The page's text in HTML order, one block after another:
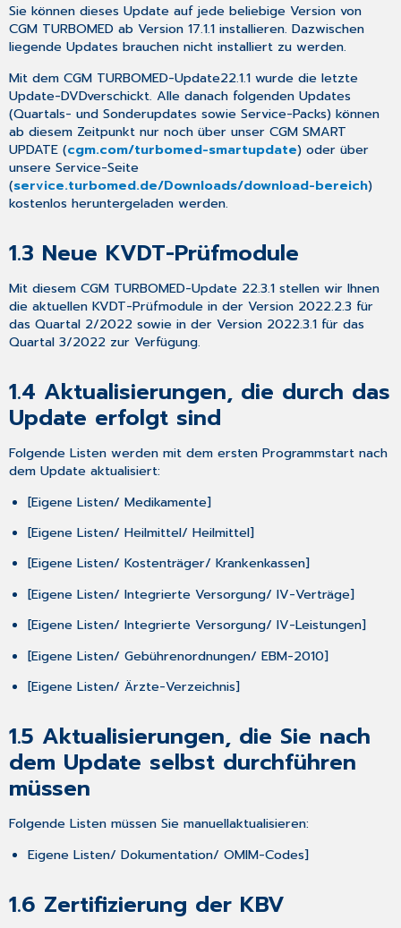
32-
Bit-
Architektur
2
Gesetzliche/Vertragliche
Neuheiten
&
Änderungen
2.1
Die
Kodierunterstützung
2.1.1
Einleitung
2.1.2
Unterschiedliche
Diagnosearten
2.1.3
Kodierunterstützung
2.1.4
Kategorisierung
bestehender
Dauerdiagnosen
Kategorisierung
bei
neuer
2.1.6
Anzeige
Bearbeitung
Kodierregeln
Prüfung
durch
das
Kodierregelwerk
BEI
KODIERUNG
ABRECHNUNG
Sie können dieses Update auf jede beliebige Version von
CGM TURBOMED ab Version 17.1.1 installieren. Dazwischen
liegende Updates brauchennicht installiert zu werden.
Mit demCGM TURBOMED-Update22.1.1 wurde dieletzte
Update-DVDverschickt. Alle danach folgenden Updates
(Quartals- und Sonderupdates sowie Service-Packs) können
ab diesem Zeitpunktnur noch über unserCGM SMART
UPDATE (cgm.com/turbomed-smartupdate) oder über
unsereService-Seite
(service.turbomed.de/Downloads/download-bereich)
kostenlos heruntergeladen werden.
1.3 Neue KVDT-Prüfmodule
Mit diesemCGM TURBOMED-Update 22.3.1 stellen wir Ihnen
die aktuellenKVDT-Prüfmodule in derVersion 2022.2.3 für
dasQuartal 2/2022 sowie in derVersion 2022.3.1 für das
Quartal 3/2022 zur Verfügung.
1.4 Aktualisierungen, die durch das
Update erfolgt sind
Folgende Listen werden mit dem ersten Programmstart nach
dem Update aktualisiert:
[Eigene Listen/ Medikamente]
[Eigene Listen/ Heilmittel/ Heilmittel]
[Eigene Listen/ Kostenträger/ Krankenkassen]
[Eigene Listen/ Integrierte Versorgung/ IV-Verträge]
[Eigene Listen/ Integrierte Versorgung/ IV-Leistungen]
[Eigene Listen/ Gebührenordnungen/ EBM-2010]
[Eigene Listen/ Ärzte-Verzeichnis]
1.5 Aktualisierungen, die Sie nach
dem Update selbst durchführen
müssen
Folgende Listen müssen Siemanuellaktualisieren:
Eigene Listen/ Dokumentation/ OMIM-Codes]
1.6 Zertifizierung der KBV